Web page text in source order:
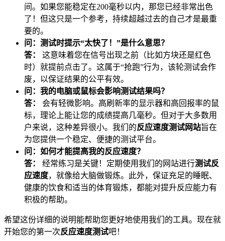
间。如果您能稳定在200毫秒以内，那您已经非常出色
了！但这只是一个参考，持续超越过去的自己才是最重
要的。
问：测试时提示“太快了！”是什么意思？
答：
这意味着您在信号出现之前（比如方块还是红色
时）就提前点击了。这属于“抢跑”行为，该轮测试会作
废，以保证结果的公平有效。
问：我的电脑或鼠标会影响测试结果吗？
答：
会有轻微影响。高刷新率的显示器和高回报率的鼠
标，理论上能让您的成绩提高几毫秒。但对于大多数用
户来说，这种差异很小。我们的反应速度测试网站旨在
为您提供一个稳定、便捷的测试平台。
问：如何才能提高我的反应速度？
答：
经常练习是关键！定期使用我们的网站进行测试反
应速度，就像给大脑做锻炼。此外，保证充足的睡眠、
健康的饮食和适当的体育锻炼，都能对提升反应能力有
积极的帮助。
希望这份详细的说明能帮助您更好地使用我们的工具。现在就
开始您的第一次反应速度测试吧！